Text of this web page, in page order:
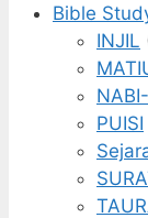
Bible
INJIL
PUISI